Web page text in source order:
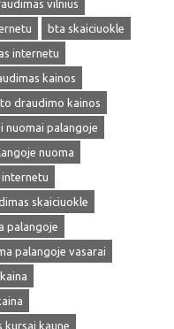
vilnius
bta skaiciuokle
internetu
kainos
draudimo kainos
nuomai palangoje
nuoma
skaiciuokle
palangoje
palangoje vasarai
kursai kaune